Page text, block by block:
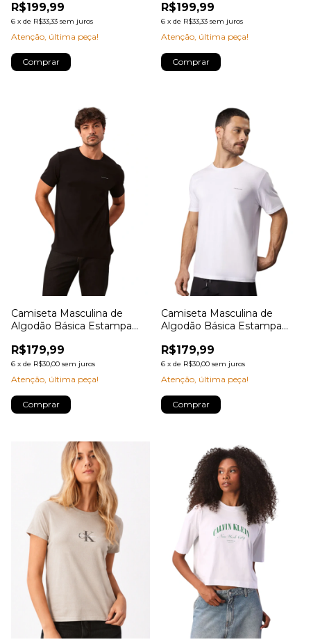
R$199,99
6 x de R$33,33 sem juros
Atenção, última peça!
Comprar
R$199,99
6 x de R$33,33 sem juros
Atenção, última peça!
Comprar
Camiseta Masculina de
Algodão Básica Estampa
Calvin Klein Jeans
R$179,99
6 x de R$30,00 sem juros
Atenção, última peça!
Comprar
Camiseta Masculina de
Algodão Básica Estampa
Calvin Klein Jeans
R$179,99
6 x de R$30,00 sem juros
Atenção, última peça!
Comprar